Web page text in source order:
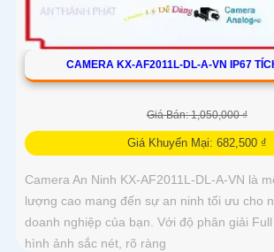
CAMERA KX-AF2011L-DL-A-VN IP67
Giá Bán: 1,050,000 ₫
Giá Khuyến Mại: 682,500 ₫
Camera An Ninh KX-AF2011L-DL-A-VN là
lượng cao mang đến sự an ninh tối ưu cho
doanh nghiệp của bạn. Với độ phân giải
hình ảnh sắc nét, rõ ràng